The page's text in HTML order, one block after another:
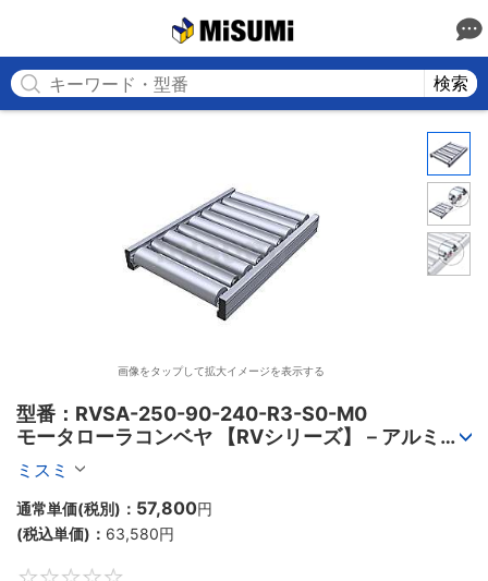
検索
画像をタップして拡大イメージを表示する
型番：RVSA-250-90-240-R3-S0-M0
モータローラコンベヤ 【RVシリーズ】－アルミフ
レーム筐体/AC電源タイプ－
ミスミ
通常単価(税別)： 57,800円
(税込単価)： 63,580円